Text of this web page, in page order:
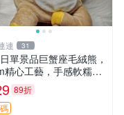
連 31
單景品巨蟹座毛絨熊，
精心工藝，手感軟糯推
藏送人 巨蟹座 毛絨玩具
工89折